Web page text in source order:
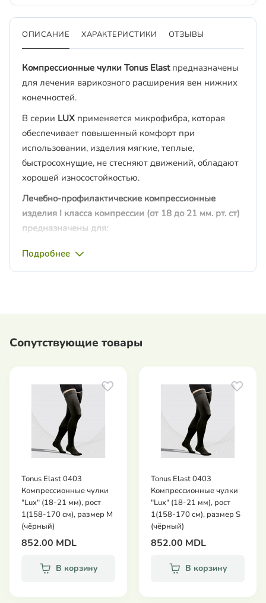
ОПИСАНИЕ ХАРАКТЕРИСТИКИ ОТЗЫВЫ
Компрессионные чулки Tonus Elastпредназначены
для лечения варикозного расширения вен нижних
конечностей.
В серии LUX применяется микрофибра, которая
обеспечивает повышенный комфорт при
использовании, изделия мягкие, теплые,
быстросохнущие, не стесняют движений, обладают
хорошей износостойкостью.
Лечебно-профилактические компрессионные
изделия I класса компрессии (от 18 до 21 мм. рт. ст)
предназначены для:
профилактики заболеваний вен при
поезде, при спортивных нагрузках.
болезни: боль, усталость, отеки, ощущения
зуда и жжения в ногах, судороги в области
икроножных мышц, сосудистая "сеточка",
"паутинка", единичные варикозно-
расширенные вены.
компрессии (от 23 до 32 мм.рт.ст.) предназначены:
для лечения варикозного расширения вен
нижних конечностей без трофических
нарушений
глубоких вен
Подробнее
Сопутствующие товары
Tonus Elast 0403
Компрессионные чулки
"Lux" (18-21 мм), рост
1(158-170 см), размер М
(чёрный)
852.00 MDL
В корзину
Tonus Elast 0403
Компрессионные чулки
"Lux" (18-21 мм), рост
1(158-170 см), размер S
(чёрный)
852.00 MDL
В корзину